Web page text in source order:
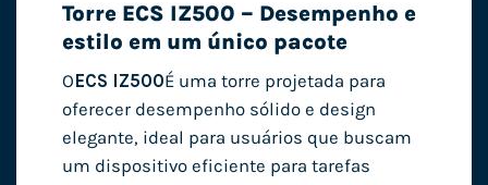
Torre ECS IZ500 – Desempenho e
estilo em um único pacote
O ECS IZ500É uma torre projetada para
oferecer desempenho sólido e design
elegante, ideal para usuários que buscam
um dispositivo eficiente para tarefas